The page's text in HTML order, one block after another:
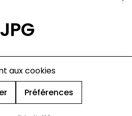
aux cookies
Préférences